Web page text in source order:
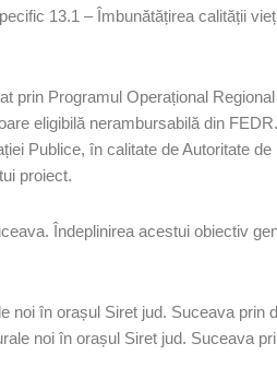
13.1 – Îmbunătățirea calității
prin Programul Operațional
eligibilă nerambursabilă din
Publice, în calitate de Autoritate
proiect.
Îndeplinirea acestui obiectiv
în orașul Siret jud. Suceava prin
noi în orașul Siret jud. Suceava